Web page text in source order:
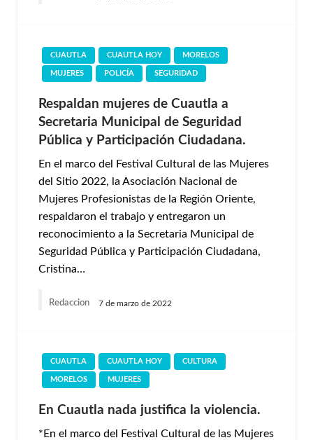
CUAUTLA CUAUTLA HOY MORELOS
MUJERES POLICÍA SEGURIDAD
Respaldan mujeres de Cuautla a
Secretaria Municipal de Seguridad
Pública y Participación Ciudadana.
En el marco del Festival Cultural de las Mujeres
del Sitio 2022, la Asociación Nacional de
Mujeres Profesionistas de la Región Oriente,
respaldaron el trabajo y entregaron un
reconocimiento a la Secretaria Municipal de
Seguridad Pública y Participación Ciudadana,
Cristina…
Redaccion 7 de marzo de 2022
CUAUTLA CUAUTLA HOY CULTURA
MORELOS MUJERES
En Cuautla nada justifica la violencia.
*En el marco del Festival Cultural de las Mujeres